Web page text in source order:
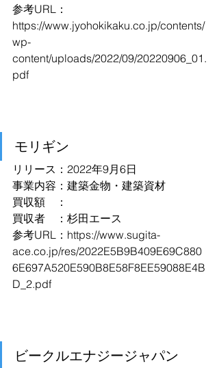
参考URL：
https://www.jyohokikaku.co.jp/contents/
wp-
content/uploads/2022/09/20220906_01.
pdf
モリギン
リリース：2022年9月6日
事業内容：建築金物・建築資材
買収額　：
買収者　：杉田エース
参考URL： https://www.sugita-
ace.co.jp/res/2022E5B9B409E69C880
6E697A520E590B8E58F8EE59088E4B
D_2.pdf
ビークルエナジージャパン